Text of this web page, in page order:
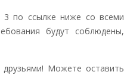
3 по ссылке ниже со всеми
будут соблюдены,
Можете оставить